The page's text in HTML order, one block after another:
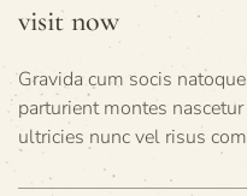
visit now
Gravida cum socis
parturient montes
ultricies nunc vel risus